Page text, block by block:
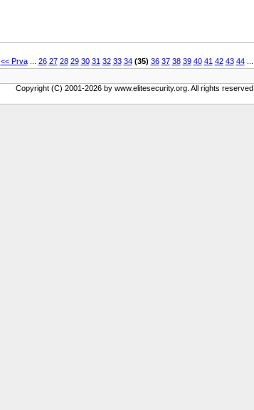
<< Prva... 26 27 28 29 30 31 32 33 34 (35) 36 37 38 39 40 41 42 43 44...
Copyright (C) 2001-2026 by www.elitesecurity.org. All rights reserved.